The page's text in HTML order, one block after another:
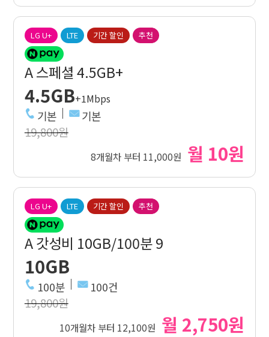
LG U+ LTE 기간 할인 추천
A 스페셜 4.5GB+
4.5GB+1Mbps
기본 기본
19,800원
8개월차 부터 11,000원 월 10원
LG U+ LTE 기간 할인 추천
A 갓성비 10GB/100분 9
10GB
100분 100건
19,800원
10개월차 부터 12,100원 월 2,750원